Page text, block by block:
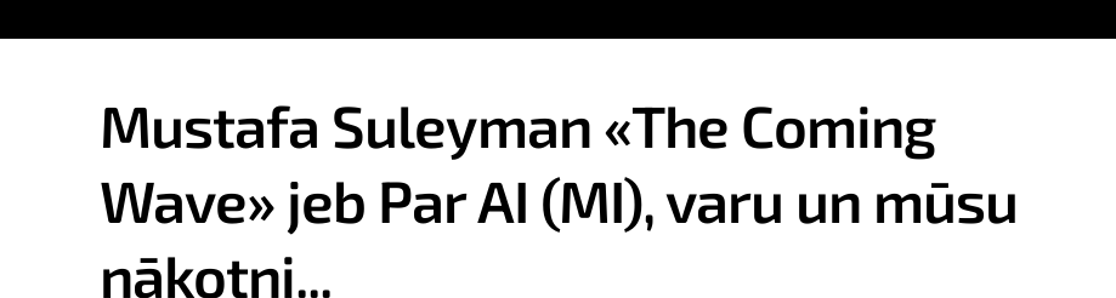
Mustafa Suleyman «The Coming
Wave» jeb Par AI (MI), varu un mūsu
nākotni...